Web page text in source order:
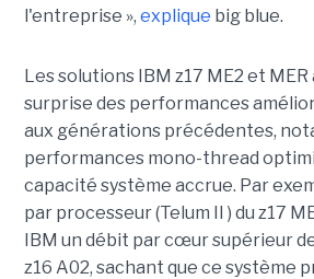
l'entreprise », explique big blue.
Les solutions IBM z17 ME2 et
surprise des performances
aux générations précédentes,
performances mono-thread
capacité système accrue. Par
par processeur (Telum II ) du z17
IBM un débit par cœur supérieur de
z16 A02, sachant que ce système